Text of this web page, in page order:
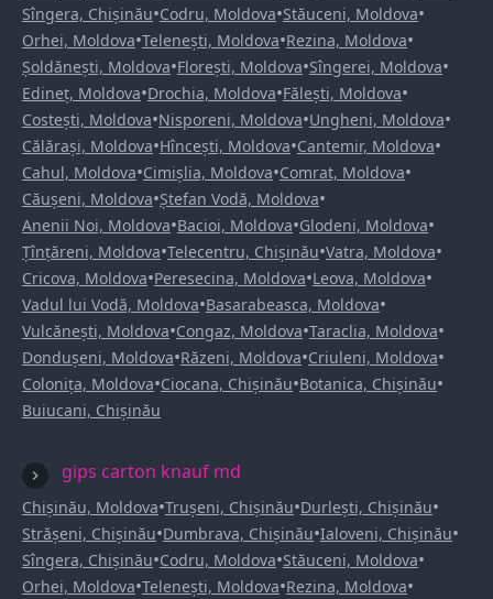
Sîngera, Chișinău•Codru, Moldova•Stăuceni, Moldova•
Orhei, Moldova•Telenești, Moldova•Rezina, Moldova•
Șoldănești, Moldova•Florești, Moldova•Sîngerei, Moldova•
Edineț, Moldova•Drochia, Moldova•Fălești, Moldova•
Costești, Moldova•Nisporeni, Moldova•Ungheni, Moldova•
Călărași, Moldova•Hîncești, Moldova•Cantemir, Moldova•
Cahul, Moldova•Cimișlia, Moldova•Comrat, Moldova•
Căușeni, Moldova•Ștefan Vodă, Moldova•
Anenii Noi, Moldova•Bacioi, Moldova•Glodeni, Moldova•
Țînțăreni, Moldova•Telecentru, Chișinău•Vatra, Moldova•
Cricova, Moldova•Peresecina, Moldova•Leova, Moldova•
Vadul lui Vodă, Moldova•Basarabeasca, Moldova•
Vulcănești, Moldova•Congaz, Moldova•Taraclia, Moldova•
Dondușeni, Moldova•Răzeni, Moldova•Criuleni, Moldova•
Colonița, Moldova•Ciocana, Chișinău•Botanica, Chișinău•
Buiucani, Chișinău
gips carton knauf md
Chișinău, Moldova•Trușeni, Chișinău•Durlești, Chișinău•
Strășeni, Chișinău•Dumbrava, Chișinău•Ialoveni, Chișinău•
Sîngera, Chișinău•Codru, Moldova•Stăuceni, Moldova•
Orhei, Moldova•Telenești, Moldova•Rezina, Moldova•